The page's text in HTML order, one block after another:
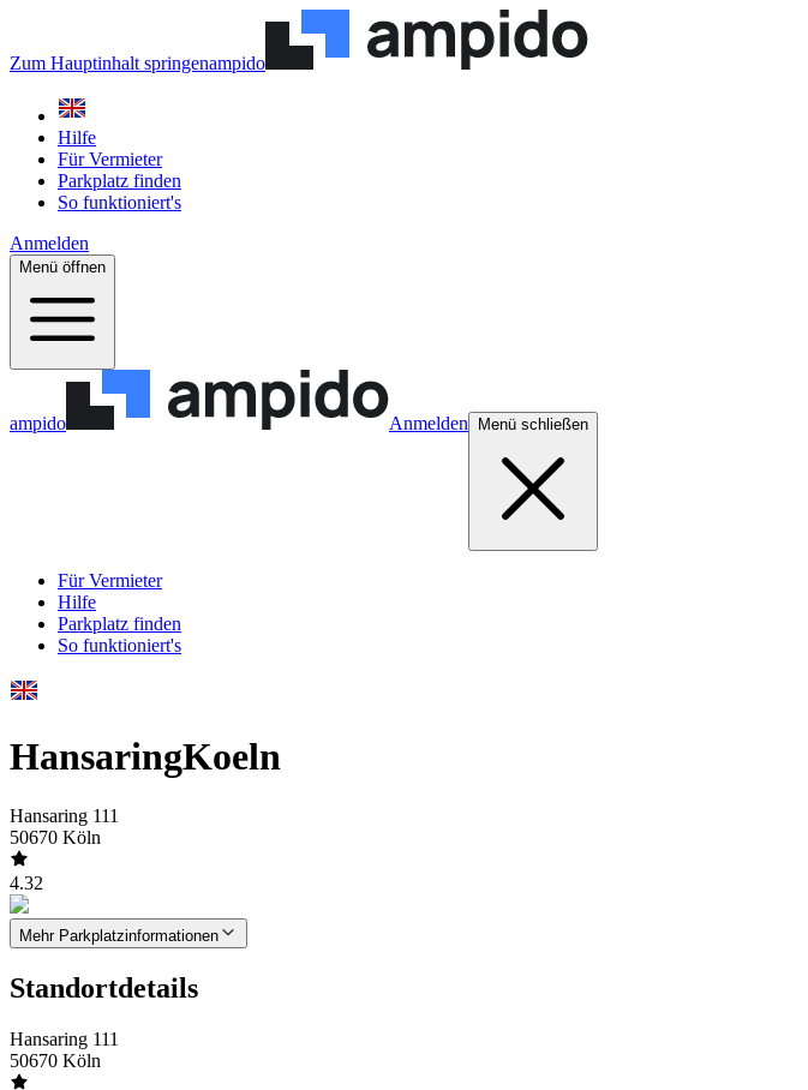
Zum Hauptinhalt springenampido
Hilfe
Für Vermieter
Parkplatz finden
So funktioniert's
Anmelden
Menü öffnen
ampido Anmelden Menü schließen
Für Vermieter
Hilfe
Parkplatz finden
So funktioniert's
HansaringKoeln
Hansaring 111
50670 Köln
4.32
Mehr Parkplatzinformationen
Standortdetails
Hansaring 111
50670 Köln